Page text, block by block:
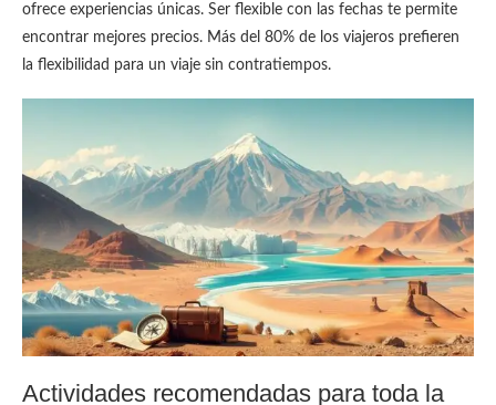
ofrece experiencias únicas. Ser flexible con las fechas te permite
encontrar mejores precios. Más del 80% de los viajeros prefieren
la flexibilidad para un viaje sin contratiempos.
Actividades recomendadas para toda la